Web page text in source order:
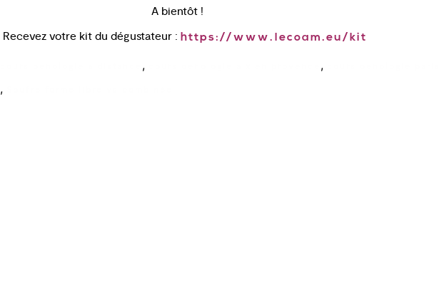
A bientôt !
Recevez votre kit du dégustateur :https://www.lecoam.eu/kit
, ,
,